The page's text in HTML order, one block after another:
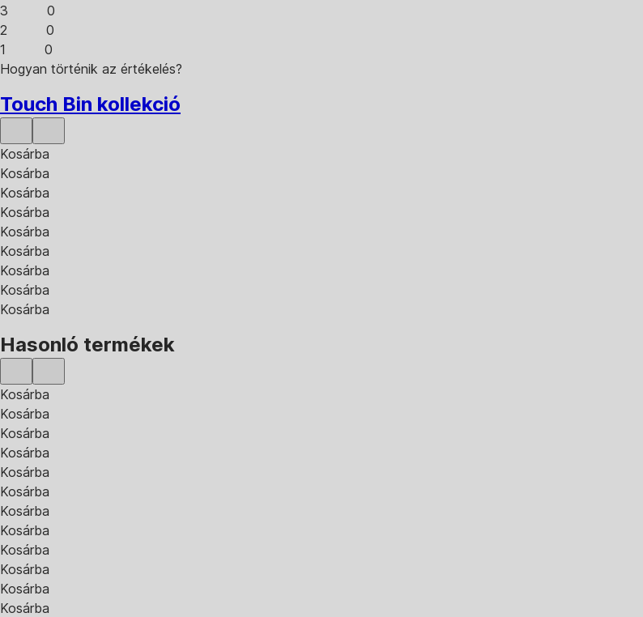
3
0
2
0
1
0
Hogyan történik az értékelés?
Touch Bin kollekció
Kosárba
Kosárba
Kosárba
Kosárba
Kosárba
Kosárba
Kosárba
Kosárba
Kosárba
Hasonló termékek
Kosárba
Kosárba
Kosárba
Kosárba
Kosárba
Kosárba
Kosárba
Kosárba
Kosárba
Kosárba
Kosárba
Kosárba